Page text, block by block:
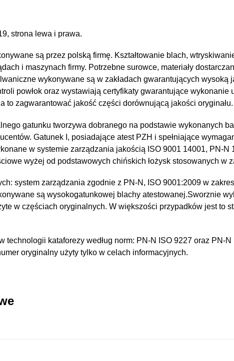
strona lewa i prawa.
są przez polską firmę. Kształtowanie blach,
i maszynach firmy. Potrzebne surowce, materiały
wykonywane są w zakładach gwarantujących wysoką
powłok oraz wystawiają certyfikaty gwarantujące wykonanie
to zagwarantować jakość części dorównującą jakości oryginału.
gatunku tworzywa dobranego na podstawie wykonanych
Gatunek I, posiadające atest PZH i spełniające
w systemie zarządzania jakością ISO 9001 14001, PN-N
wyżej od podstawowych chińskich łożysk stosowanych w
system zarządzania zgodnie z PN-N, ISO 9001:2009 w
są wysokogatunkowej blachy atestowanej.Sworznie
w częściach oryginalnych. W większości przypadków jest to
technologii kataforezy według norm: PN-N ISO 9227 oraz PN-N
oryginalny użyty tylko w celach informacyjnych.